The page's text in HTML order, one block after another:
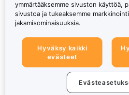
ymmärtääksemme sivuston käyttöä,
sivustoa ja tukeaksemme
jakamisominaisuuksia.
Hyväksy kaikki
evästeet